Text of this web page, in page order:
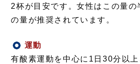
2杯が目安です。女性はこの量
の量が推奨されています。
注目情報
運動
有酸素運動を中心に1日30分以